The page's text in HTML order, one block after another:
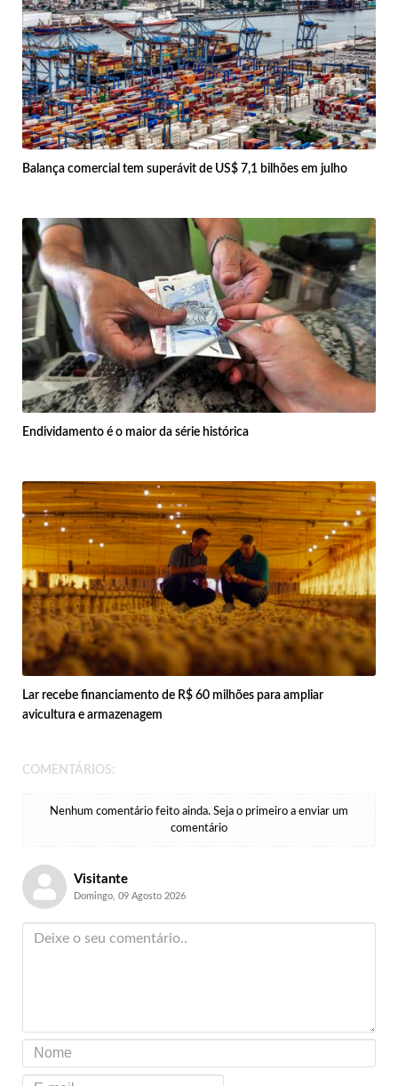
Balança comercial tem superávit de US$ 7,1 bilhões em julho
Endividamento é o maior da série histórica
Lar recebe financiamento de R$ 60 milhões para ampliar
avicultura e armazenagem
COMENTÁRIOS:
Nenhum comentário feito ainda. Seja o primeiro a enviar um
comentário
Visitante
Domingo, 09 Agosto 2026